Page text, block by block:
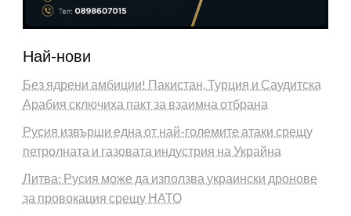
Най-нови
Без ядрени амбиции! Пакистан, Турция и Саудитска
Арабия сключиха пакт за взаимна отбрана
Русия извърши една от най-големите атаки срещу
петролната и газовата индустрия на Украйна
Литва: Русия може да използва украински дронове
за провокация срещу НАТО